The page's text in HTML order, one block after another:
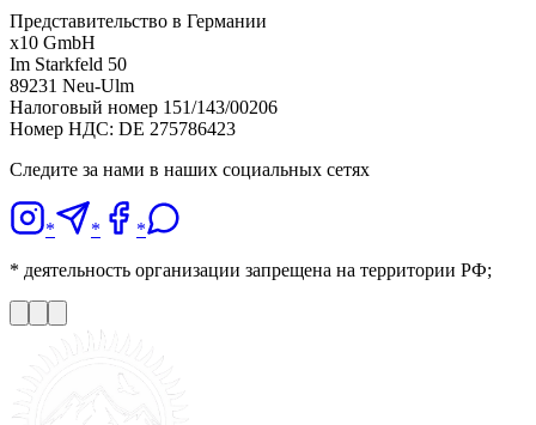
Представительство в Германии
x10 GmbH
Im Starkfeld 50
89231 Neu-Ulm
Налоговый номер 151/143/00206
Номер НДС: DE 275786423
Следите за нами в наших социальных сетях
* *
*
* деятельность организации запрещена на территории РФ;